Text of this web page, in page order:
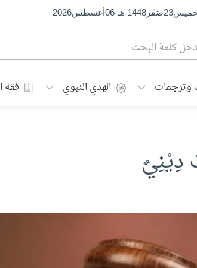
23صَفَر1448 هـ -
06أغسطس2026
وترجمات الهدي النبوي فقه